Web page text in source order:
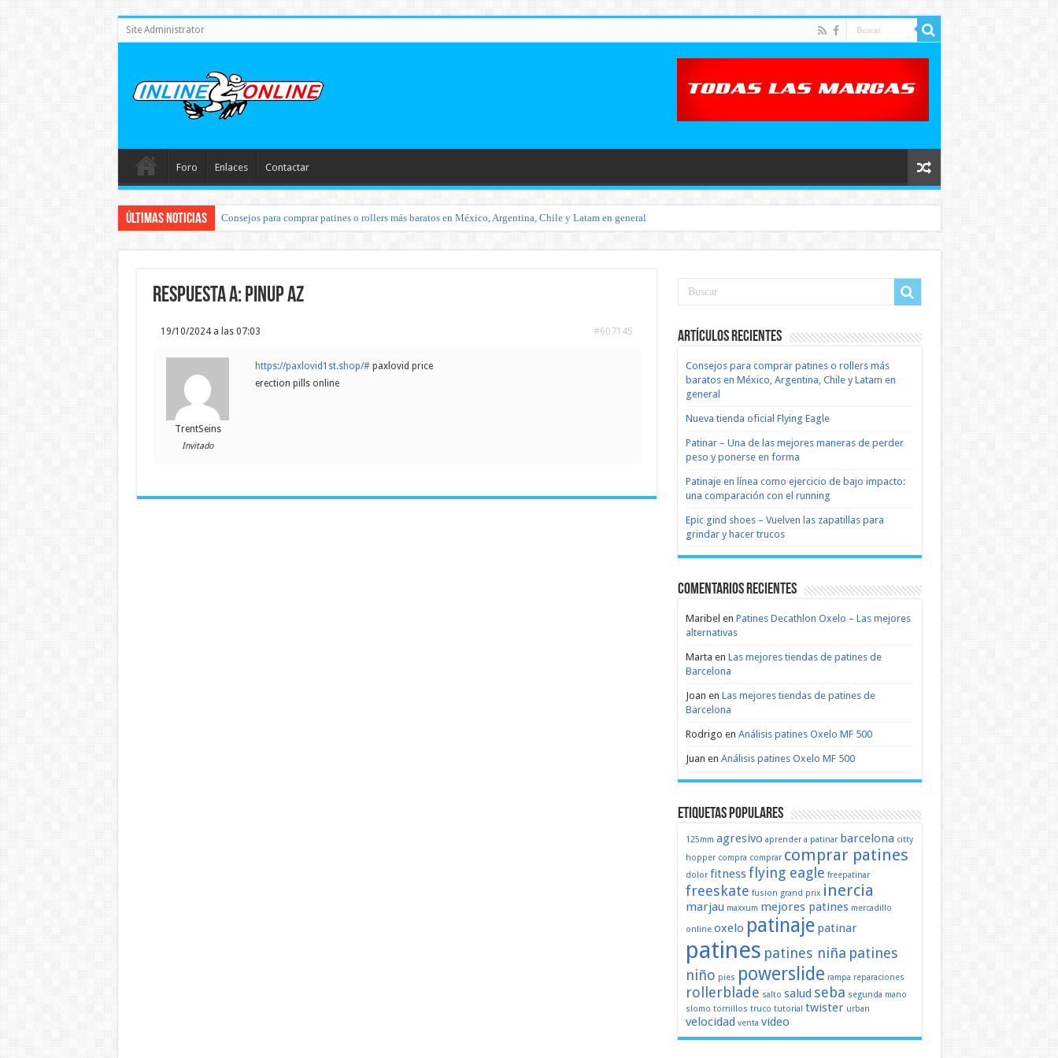
Site Administrator
Foro Enlaces Contactar
Últimas noticias Consejos para comprar patines o rollers más baratos en México, Argentina, Chile y Latam en general
Respuesta a: pinup az
19/10/2024 a las 07:03 #607145
TrentSeins
Invitado
https://paxlovid1st.shop/#paxlovid price
erection pills online
Artículos recientes
Consejos para comprar patines o rollers más
baratos en México, Argentina, Chile y Latam en
general
Nueva tienda oficial Flying Eagle
Patinar – Una de las mejores maneras de perder
peso y ponerse en forma
Patinaje en línea como ejercicio de bajo impacto:
una comparación con el running
Epic gind shoes – Vuelven las zapatillas para
grindar y hacer trucos
Comentarios recientes
Maribel en Patines Decathlon Oxelo – Las mejores
alternativas
Marta en Las mejores tiendas de patines de
Barcelona
Joan en Las mejores tiendas de patines de
Barcelona
Rodrigo en Análisis patines Oxelo MF 500
Juan en Análisis patines Oxelo MF 500
Etiquetas populares
125mm agresivo aprender a patinar barcelona citty
hopper compra comprar comprar patines
dolor fitnessflying eagle freepatinar
freeskate fusion grand prix inercia
marjau maxxum mejores patines mercadillo
online oxelo patinaje patinar
patines patines niña patines
niño pies powerslide rampa reparaciones
rollerblade salto salud seba segunda mano
slomo tornillos truco tutorial twister urban
velocidad venta video